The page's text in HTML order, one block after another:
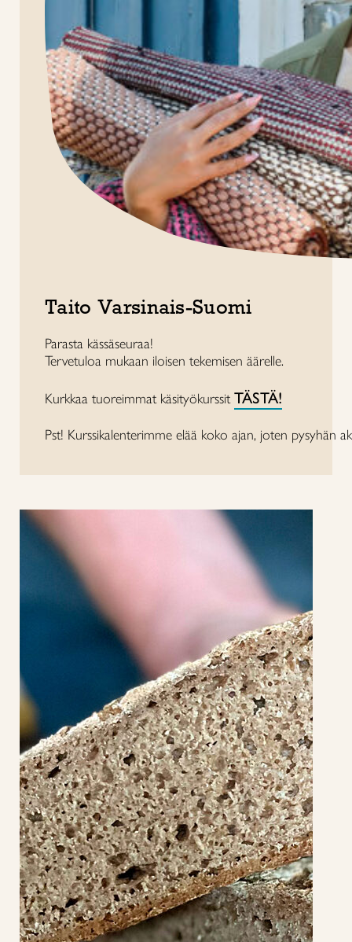
Taito Varsinais-Suomi
Parasta kässäseuraa!
Tervetuloa mukaan iloisen tekemisen äärelle.
Kurkkaa tuoreimmat käsityökurssitTÄSTÄ!
Pst! Kurssikalenterimme elää koko ajan, joten pysyhän